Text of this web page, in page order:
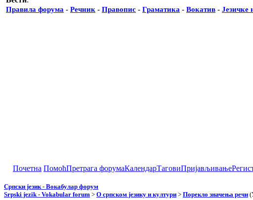
Правила форума - Речник - Правопис - Граматика - Вокатив - Језичке
Почетна ПомоћПретрага форумаКалендарТаговиПријављивање
Српски језик - Вокабулар форум
Srpski jezik - Vokabular forum > О српском језику и култури > Порекло значења речи